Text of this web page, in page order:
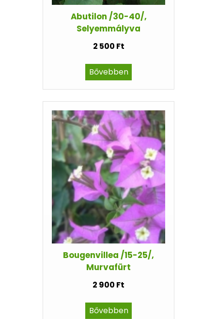
Abutilon /30-40/,
Selyemmályva
2 500 Ft
Bővebben
Bougenvillea /15-25/,
Murvafürt
2 900 Ft
Bővebben